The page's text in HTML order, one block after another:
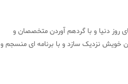
روز دنیا و با گردهم آوردن متخصصان و
خویش نزدیک سازد و با برنامه ای منسجم و